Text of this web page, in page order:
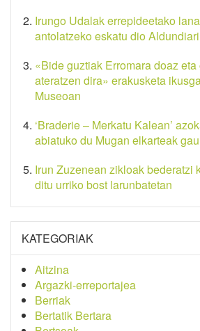
Irungo Udalak errepideetako
antolatzeko eskatu dio Aldundiari
«Bide guztiak Erromara doaz
ateratzen dira» erakusketa
Museoan
‘Braderie – Merkatu Kalean’
abiatuko du Mugan elkarteak
Irun Zuzenean zikloak bederatzi
ditu urriko bost larunbatetan
KATEGORIAK
Aitzina
Argazki-erreportajea
Berriak
Bertatik Bertara